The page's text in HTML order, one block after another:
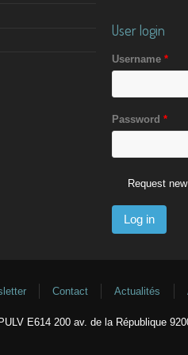
User login
Username *
Password *
Request
Contact Actualités
E614 200 av. de la République